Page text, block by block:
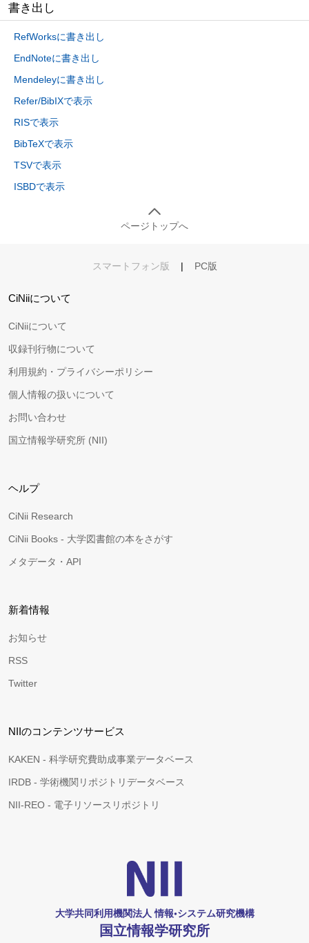
書き出し
RefWorksに書き出し
EndNoteに書き出し
Mendeleyに書き出し
Refer/BibIXで表示
RISで表示
BibTeXで表示
TSVで表示
ISBDで表示
ページトップへ
スマートフォン版 | PC版
CiNiiについて
CiNiiについて
収録刊行物について
利用規約・プライバシーポリシー
個人情報の扱いについて
お問い合わせ
国立情報学研究所 (NII)
ヘルプ
CiNii Research
CiNii Books - 大学図書館の本をさがす
メタデータ・API
新着情報
お知らせ
RSS
Twitter
NIIのコンテンツサービス
KAKEN - 科学研究費助成事業データベース
IRDB - 学術機関リポジトリデータベース
NII-REO - 電子リソースリポジトリ
大学共同利用機関法人 情報•システム研究機構
国立情報学研究所